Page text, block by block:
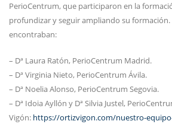
PerioCentrum, que participaron en la
profundizar y seguir ampliando su formación.
encontraban:
– Dª Laura Ratón, PerioCentrum Madrid.
– Dª Virginia Nieto, PerioCentrum Ávila.
– Dª Noelia Alonso, PerioCentrum Segovia.
– Dª Idoia Ayllón y Dª Silvia Justel,
Vigón: https://ortizvigon.com/nuestro-